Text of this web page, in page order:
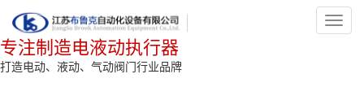
专注制造电液动执行器
打造电动、液动、气动阀门行业品牌